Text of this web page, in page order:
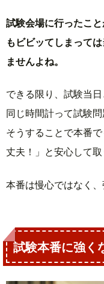
試験会場に行ったこ
もビビッてしまって
ませんよね。
できる限り、試験当
同じ時間計って試験問
そうすることで本番
丈夫！」と安心して取
本番は慢心ではなく
試験本番に強く